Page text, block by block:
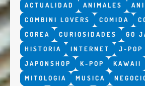
ACTUALIDAD ANIMALES
COMBINI LOVERS
COMIDA
COREA
CURIOSIDADES
GO
HISTORIA
INTERNET J-POP
JAPONSHOP
K-POP KAWAII
MITOLOGIA
MUSICA